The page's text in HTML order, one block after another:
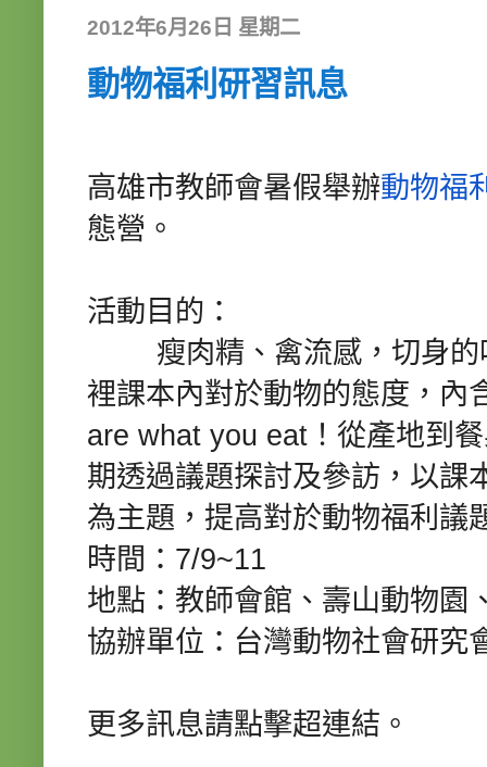
2012年6月26日 星期二
動物福利研習訊息
高雄市教師會暑假舉辦動物福
態營。
活動目的：
瘦肉精、禽流感，切身的
裡課本內對於動物的態度，內
are what you eat！從產地到
期透過議題探討及參訪，以課
為主題， 提高對於動物福利議
時間：7/9~11
地點：教師會館、壽山動物園
協辦單位：台灣動物社會研究
更多訊息請點擊超連結。